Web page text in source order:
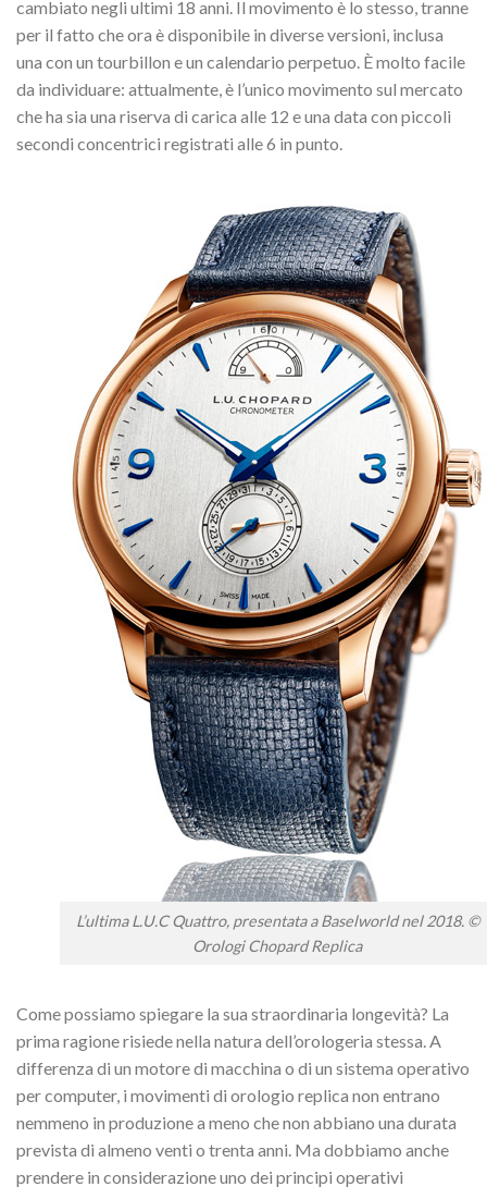
cambiato negli ultimi 18 anni. Il movimento è lo stesso, tranne
per il fatto che ora è disponibile in diverse versioni, inclusa
una con un tourbillon e un calendario perpetuo. È molto facile
da individuare: attualmente, è l’unico movimento sul mercato
che ha sia una riserva di carica alle 12 e una data con piccoli
secondi concentrici registrati alle 6 in punto.
L’ultima L.U.C Quattro, presentata a Baselworld nel 2018. ©
Orologi Chopard Replica
Come possiamo spiegare la sua straordinaria longevità? La
prima ragione risiede nella natura dell’orologeria stessa. A
differenza di un motore di macchina o di un sistema operativo
per computer, i movimenti di orologio replica non entrano
nemmeno in produzione a meno che non abbiano una durata
prevista di almeno venti o trenta anni. Ma dobbiamo anche
prendere in considerazione uno dei principi operativi